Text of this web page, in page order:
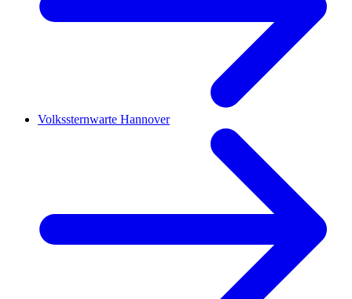
Volkssternwarte Hannover